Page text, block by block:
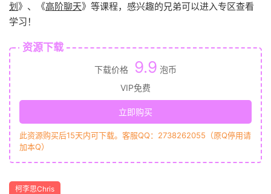
划》、《高阶聊天》等课程，感兴趣的兄弟可以进入专区查看
学习！
资源下载
下载价格 9.9 泡币
VIP免费
立即购买
此资源购买后15天内可下载。客服QQ：2738262055（原Q停用请
加本Q）
柯李思Chris